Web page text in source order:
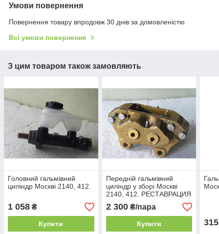
Умови повернення
Повернення товару впродовж 30 днів за домовленістю
Всі умови повернення
З цим товаром також замовляють
Головний гальмівний
циліндр Москві 2140, 412.
1 058 ₴
Купити
Передній гальмівний
циліндр у зборі Москві
2140, 412. РЕСТАВРАЦИЯ
.
2 300₴/пара
Купити 315